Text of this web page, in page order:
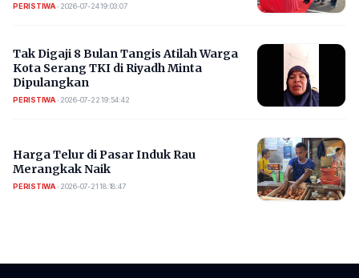
PERISTIWA• 2026-07-24 19:03:07
​Tak Digaji 8 Bulan Tangis Atilah Warga
Kota Serang TKI di Riyadh Minta
Dipulangkan
PERISTIWA• 2026-07-22 19:54:42
Harga Telur di Pasar Induk Rau
Merangkak Naik
PERISTIWA• 2026-07-21 18:18:47